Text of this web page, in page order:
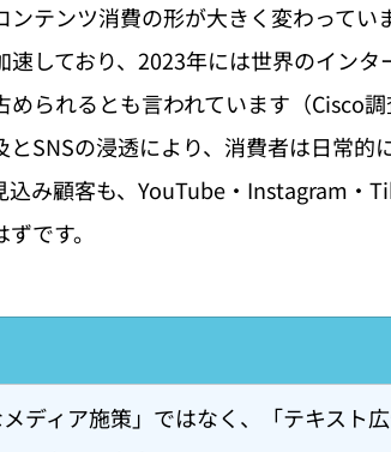
ンテンツ消費の形が大きく変わってい
速しており、2023年には世界のイン
られるとも言われています（Cisco調
とSNSの浸透により、消費者は日常的
込み顧客も、YouTube・Instagram・
です。
メディア施策」ではなく、「テキスト